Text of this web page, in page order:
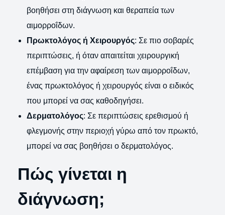
βοηθήσει στη διάγνωση και θεραπεία των
αιμορροΐδων.
Πρωκτολόγος ή Χειρουργός: Σε πιο σοβαρές
περιπτώσεις, ή όταν απαιτείται χειρουργική
επέμβαση για την αφαίρεση των αιμορροΐδων,
ένας πρωκτολόγος ή χειρουργός είναι ο ειδικός
που μπορεί να σας καθοδηγήσει.
Δερματολόγος: Σε περιπτώσεις ερεθισμού ή
φλεγμονής στην περιοχή γύρω από τον πρωκτό,
μπορεί να σας βοηθήσει ο δερματολόγος.
Πώς γίνεται η
διάγνωση;